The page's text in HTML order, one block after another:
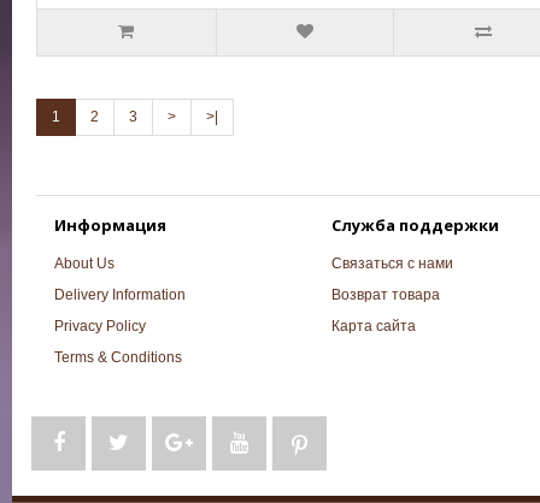
1 2 3 > >|
Информация
About Us
Delivery Information
Privacy Policy
Terms & Conditions
Служба поддержки
Связаться с нами
Возврат товара
Карта сайта